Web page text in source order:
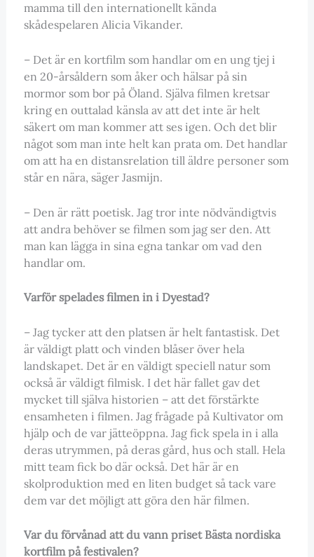
mamma till den internationellt kända
skådespelaren Alicia Vikander.
– Det är en kortfilm som handlar om en ung tjej i
en 20-årsåldern som åker och hälsar på sin
mormor som bor på Öland. Själva filmen kretsar
kring en outtalad känsla av att det inte är helt
säkert om man kommer att ses igen. Och det blir
något som man inte helt kan prata om. Det handlar
om att ha en distansrelation till äldre personer som
står en nära, säger Jasmijn.
– Den är rätt poetisk. Jag tror inte nödvändigtvis
att andra behöver se filmen som jag ser den. Att
man kan lägga in sina egna tankar om vad den
handlar om.
Varför spelades filmen in i Dyestad?
– Jag tycker att den platsen är helt fantastisk. Det
är väldigt platt och vinden blåser över hela
landskapet. Det är en väldigt speciell natur som
också är väldigt filmisk. I det här fallet gav det
mycket till själva historien – att det förstärkte
ensamheten i filmen. Jag frågade på Kultivator om
hjälp och de var jätteöppna. Jag fick spela in i alla
deras utrymmen, på deras gård, hus och stall. Hela
mitt team fick bo där också. Det här är en
skolproduktion med en liten budget så tack vare
dem var det möjligt att göra den här filmen.
Var du förvånad att du vann priset Bästa nordiska
kortfilm på festivalen?